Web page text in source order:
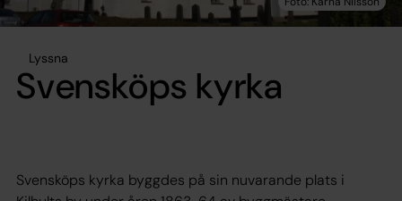
Lyssna
Svensköps kyrka
Svensköps kyrka byggdes på sin nuvarande plats i